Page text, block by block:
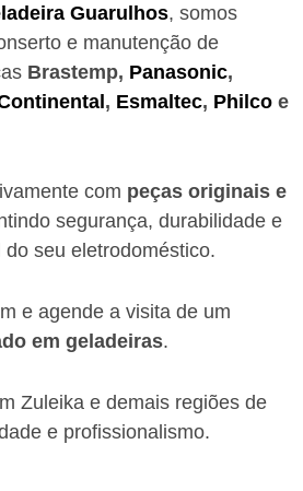
Guarulhos, somos
e manutenção de
Brastemp, Panasonic,
, Esmaltec, Philco e
com peças originais e
segurança, durabilidade e
seu eletrodoméstico.
e agende a visita de um
em geladeiras.
Zuleika e demais regiões de
e profissionalismo.